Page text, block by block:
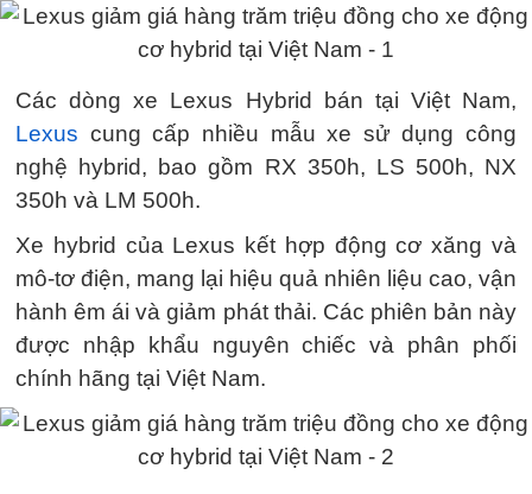
Các dòng xe Lexus Hybrid bán tại Việt Nam,
Lexus cung cấp nhiều mẫu xe sử dụng công
nghệ hybrid, bao gồm RX 350h, LS 500h, NX
350h và LM 500h.
Xe hybrid của Lexus kết hợp động cơ xăng và
mô-tơ điện, mang lại hiệu quả nhiên liệu cao, vận
hành êm ái và giảm phát thải. Các phiên bản này
được nhập khẩu nguyên chiếc và phân phối
chính hãng tại Việt Nam.